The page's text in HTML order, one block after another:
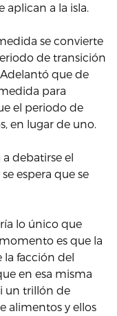
aplican a la isla.
se convierte
de transición
que de
para
el periodo de
en lugar de uno.
debatirse el
espera que se
lo único que
es que la
la facción del
en esa misma
un trillón de
alimentos y ellos